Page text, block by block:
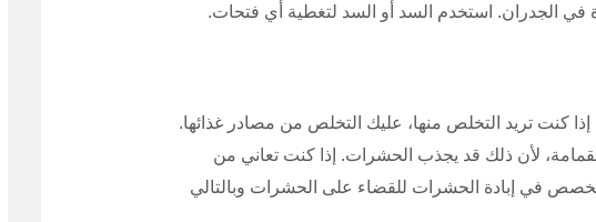
في الجدران. استخدم السد أو السد لتغطية أي فتحات.
كنت تريد التخلص منها، عليك التخلص من مصادر غذائها.
لأن ذلك قد يجذب الحشرات. إذا كنت تعاني من
في إبادة الحشرات للقضاء على الحشرات وبالتالي